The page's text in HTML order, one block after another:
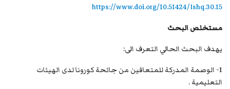
https://www.doi.org/10.51424/Ishq.30.15
مستخلص البحث
يهدف البحث الحالي التعرف الى:
1- الوصمة المدركة للمتعافين من جائحة كورونا لدى الهيئات
التعليمية .